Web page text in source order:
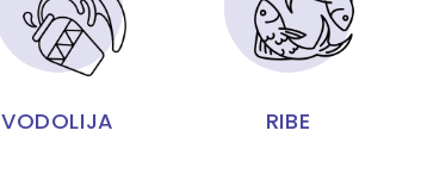
VODOLIJA RIBE